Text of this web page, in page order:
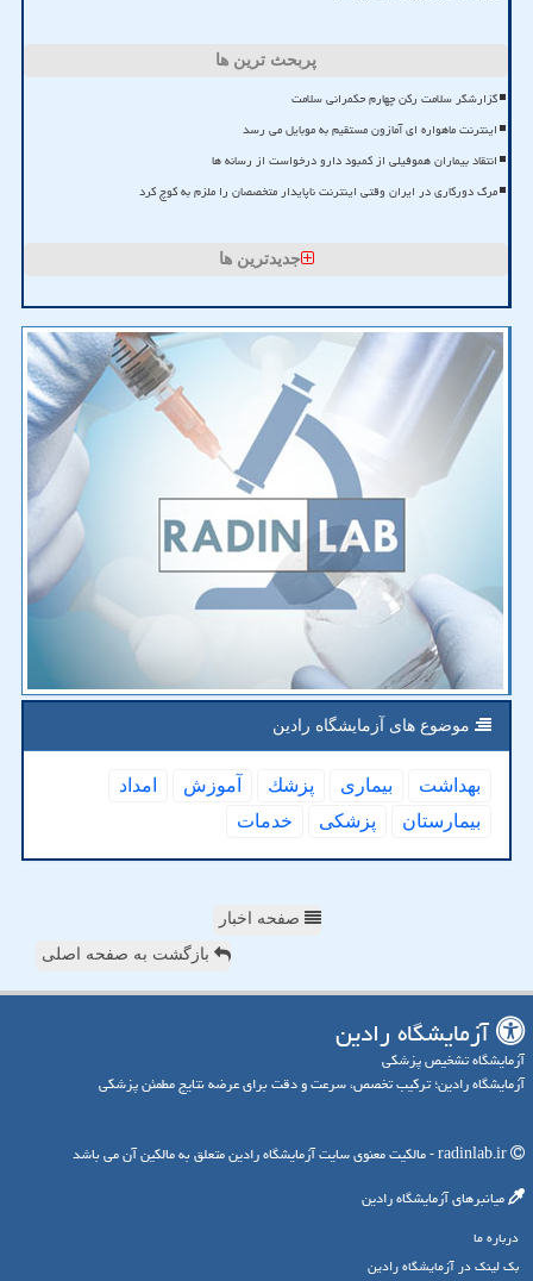
پربحث ترین ها
گزارشگر سلامت رکن چهارم حکمرانی سلامت
اینترنت ماهواره ای آمازون مستقیم به موبایل می رسد
انتقاد بیماران هموفیلی از کمبود دارو درخواست از رسانه ها
مرگ دورکاری در ایران وقتی اینترنت ناپایدار متخصصان را ملزم به کوچ کرد
جدیدترین ها
موضوع های آزمایشگاه رادین
بهداشت بیماری پزشك آموزش
امداد
بیمارستان
پزشكی خدمات
صفحه اخبار
بازگشت به صفحه اصلی
آزمایشگاه رادین
آزمایشگاه تشخیص پزشکی
آزمایشگاه رادین؛ ترکیب تخصص، سرعت و دقت برای عرضه نتایج مطمئن پزشکی
میانبرهای آزمایشگاه رادین
درباره ما
بک لینک در آزمایشگاه رادین